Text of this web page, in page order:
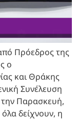
Πρόεδρος της
ο
και Θράκης
Συνέλευση
Παρασκευή,
δείχνουν, η